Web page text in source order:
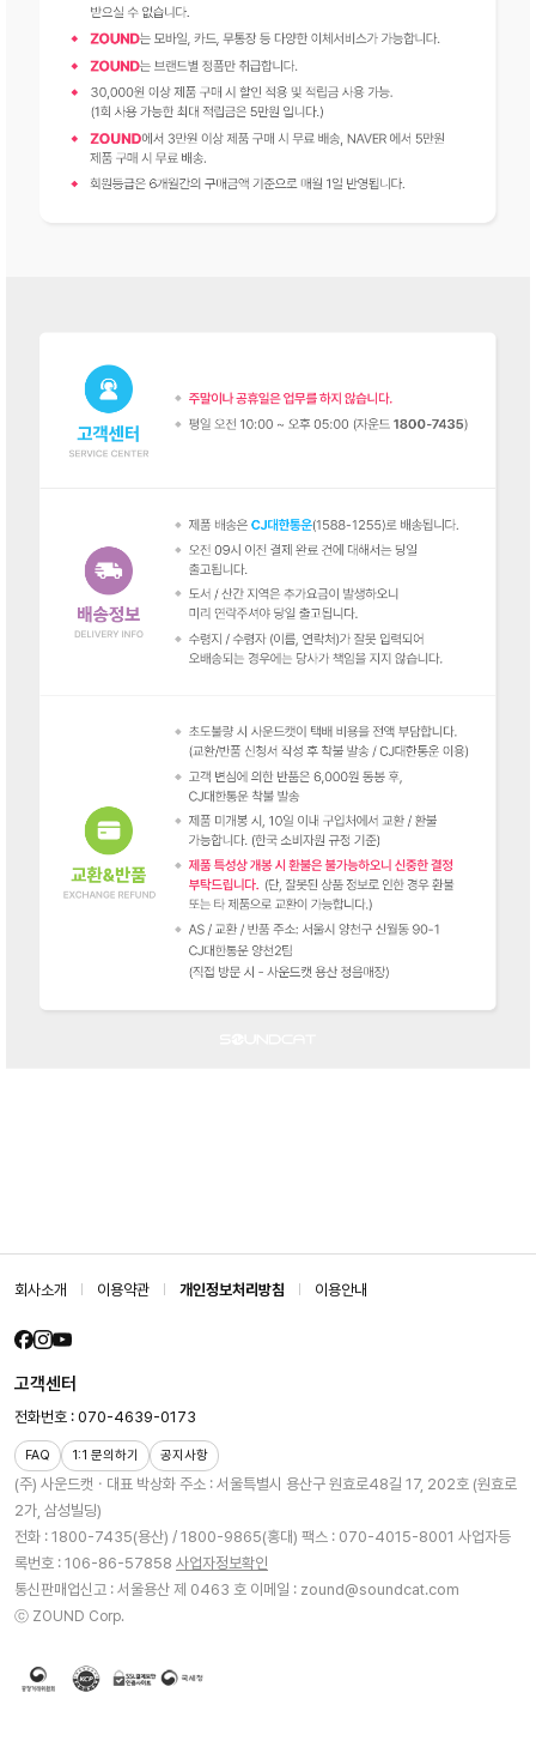
회사소개 이용약관 개인정보처리방침 이용안내
(주) 사운드캣ㆍ대표 박상화 주소 : 서울특별시 용산구 원효로48길 17, 202호 (원효로
2가, 삼성빌딩)
전화 : 1800-7435(용산) / 1800-9865(홍대) 팩스 : 070-4015-8001 사업자등
록번호 : 106-86-57858 사업자정보확인
통신판매업신고 : 서울용산 제 0463 호 이메일 : zound@soundcat.com
ⓒ ZOUND Corp.
고객센터
전화번호 : 070-4639-0173
FAQ 1:1 문의하기 공지사항